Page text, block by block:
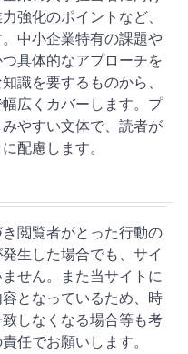
強化のポイントなど、
中小企業特有の課題や
具体的なアプローチを
識を要するものから、
広くカバーします。プ
やすい文体で、読者が
配慮します。
閲覧者がとった行動の
生した場合でも、サイ
せん。また当サイトに
となっているため、時
しなくなる場合等も考
任でお願いします。